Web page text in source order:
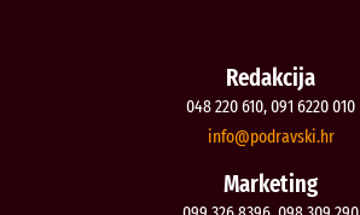
Redakcija
048 220 610, 091 6220 010
rh.iksvardop
@ofni
Marketing